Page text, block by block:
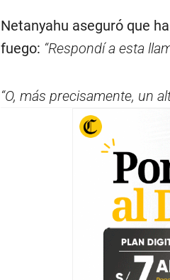
Netanyahu aseguró que
fuego: “Respondí a esta
“O, más precisamente, un